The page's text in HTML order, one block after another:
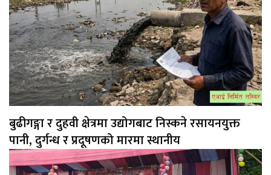
बुढीगङ्गा र दुहवी क्षेत्रमा उद्योगबाट निस्कने रसायनयुक्त
पानी, दुर्गन्ध र प्रदूषणको मारमा स्थानीय